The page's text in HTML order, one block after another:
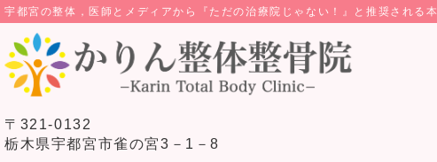
宇都宮の整体，医師とメディアから『ただの治療院じゃない！』と推奨される
〒321-0132
栃木県宇都宮市雀の宮3－1－8